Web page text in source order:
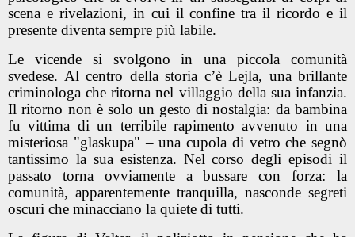
scena e rivelazioni, in cui il confine tra il ricordo e il
presente diventa sempre più labile.
Le vicende si svolgono in una piccola comunità
svedese. Al centro della storia c’è Lejla, una brillante
criminologa che ritorna nel villaggio della sua infanzia.
Il ritorno non è solo un gesto di nostalgia: da bambina
fu vittima di un terribile rapimento avvenuto in una
misteriosa "glaskupa" – una cupola di vetro che segnò
tantissimo la sua esistenza. Nel corso degli episodi il
passato torna ovviamente a bussare con forza: la
comunità, apparentemente tranquilla, nasconde segreti
oscuri che minacciano la quiete di tutti.